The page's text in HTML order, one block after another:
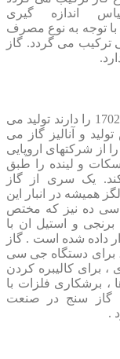
اندازه گیری
با توجه به نوع مصرف
ترکیب می گردد. گاز
گاز استاندارد را معمولا شرکت هایی که ایزو 1702 را دارند تولید می
و آنالیز گاز می
را از شرکتهای اروپایی
و لینده را طبق
یک سری از گاز
همیشه در انبار این
سی ده نیز که مختص
برنجی و استیل ان با
داده شده است . گاز
، برای دستگاه جی سی
، برای کالیبره کردن
، برشکاری فلزات با
گاز سنج در صنعت
.